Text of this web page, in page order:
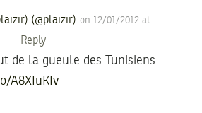
(@plaizir) on 12/01/2012 at
Reply
de la gueule des Tunisiens
A8XIuKIv